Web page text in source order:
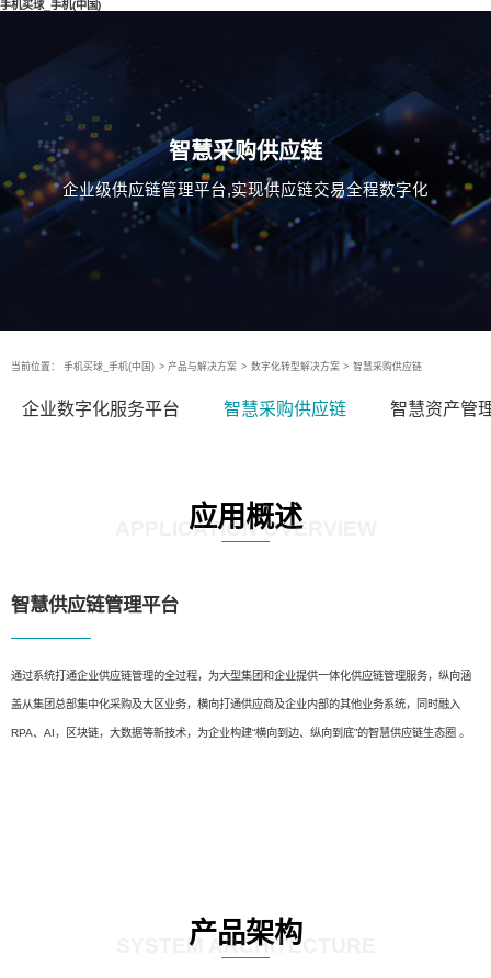
手机买球_手机(中国)
智慧采购供应链
企业级供应链管理平台,实现供应链交易全程数字化
当前位置： 手机买球_手机(中国) > 产品与解决方案 > 数字化转型解决方案 > 智慧采购供应链
企业数字化服务平台 智慧采购供应链 智慧资产管
应用概述
APPLICATION OVERVIEW
智慧供应链管理平台
通过系统打通企业供应链管理的全过程，为大型集团和企业提供一体化供应链管理服务，纵向涵
盖从集团总部集中化采购及大区业务，横向打通供应商及企业内部的其他业务系统，同时融入
RPA、AI，区块链，大数据等新技术，为企业构建“横向到边、纵向到底”的智慧供应链生态圈 。
产品架构
SYSTEM ARCHITECTURE